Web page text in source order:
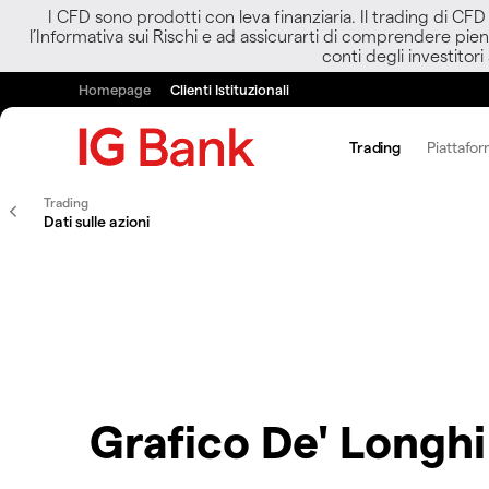
I CFD sono prodotti con leva finanziaria. Il trading di
l’Informativa sui Rischi e ad assicurarti di comprendere
conti degli investitori
Homepage Clienti Istituzionali
Trading
Trading
Dati sulle azioni
Grafico De' Longhi